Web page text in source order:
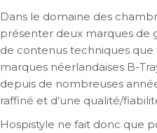
Dans le domaine des
présenter deux marques de
de contenus techniques
marques néerlandaises B-
depuis de nombreuses
raffiné et d’une qualité/
Hospistyle ne fait donc que